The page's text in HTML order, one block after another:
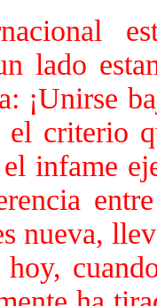
lado
¡Unirse
el criterio
infame
nueva,